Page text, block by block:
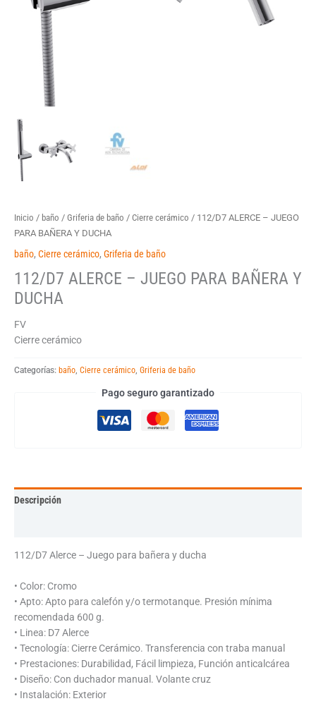
Inicio / baño / Griferia de baño / Cierre cerámico / 112/D7 ALERCE – JUEGO
PARA BAÑERA Y DUCHA
baño, Cierre cerámico, Griferia de baño
112/D7 ALERCE – JUEGO PARA BAÑERA Y
DUCHA
FV
Cierre cerámico
Categorías: baño Cierre cerámico Griferia de baño
Pago seguro garantizado
Descripción
112/D7 Alerce – Juego para bañera y ducha
• Color: Cromo
• Apto: Apto para calefón y/o termotanque. Presión mínima
recomendada 600 g.
• Linea: D7 Alerce
• Tecnología: Cierre Cerámico. Transferencia con traba manual
• Prestaciones: Durabilidad, Fácil limpieza, Función anticalcárea
• Diseño: Con duchador manual. Volante cruz
• Instalación: Exterior